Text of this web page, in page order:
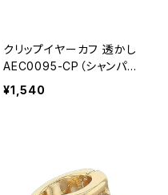
クリップイヤーカフ 透かし
AEC0095-CP（シャンパン
ゴールド）
¥1,540